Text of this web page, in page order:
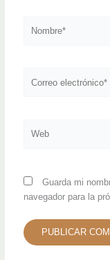
electrónico*
Guarda mi
navegador para la